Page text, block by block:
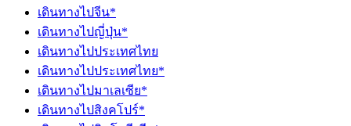
เดินทางไปจีน*
เดินทางไปญี่ปุ่น*
เดินทางไปประเทศไทย
เดินทางไปประเทศไทย*
เดินทางไปมาเลเซีย*
เดินทางไปสิงคโปร์*